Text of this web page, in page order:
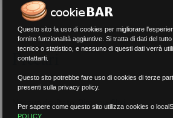
Precari
Nessun risultato.Rimuovi filtri
Questo sito fa uso di cookies per migliorare
fornire funzionalità aggiuntive. Si tratta di dati del
tecnico o statistico, e nessuno di questi dati verrà
contattarti.
Questo sito potrebbe fare uso di cookies di terze
presenti sulla privacy policy.
Per sapere come questo sito utilizza cookies o
POLICY.